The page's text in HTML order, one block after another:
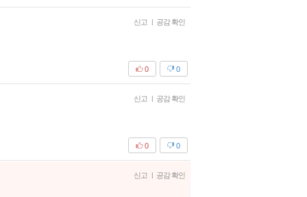
신고 | 공감 확인
0
0
신고 | 공감 확인
0
0
신고 | 공감 확인